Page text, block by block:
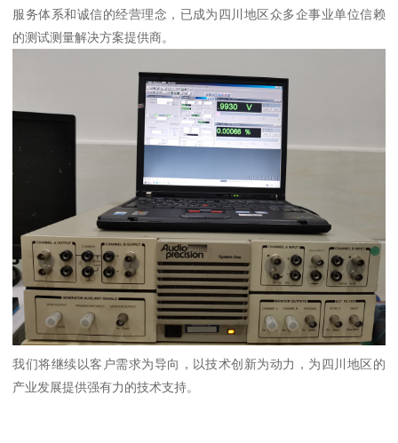
服务体系和诚信的经营理念，已成为四川地区众多企事业单位信赖
的测试测量解决方案提供商。
我们将继续以客户需求为导向，以技术创新为动力，为四川地区的
产业发展提供强有力的技术支持。